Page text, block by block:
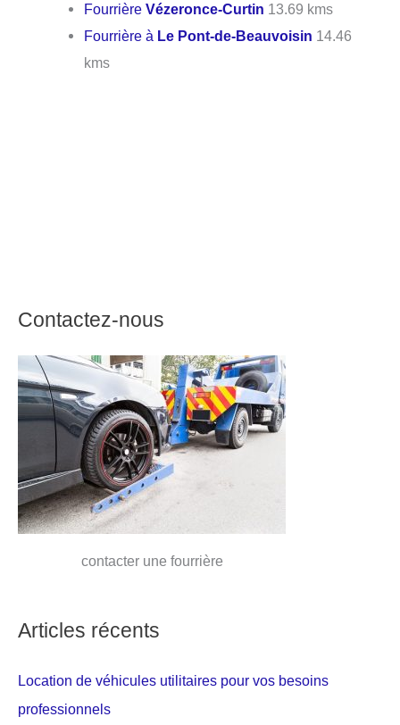
FourrièreVézeronce-Curtin 13.69 kms
Fourrière à Le Pont-de-Beauvoisin 14.46
kms
Contactez-nous
contacter une fourrière
Articles récents
Location de véhicules utilitaires pour vos besoins
professionnels